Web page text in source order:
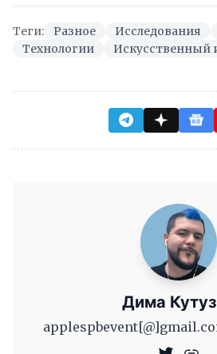
Теги: Разное Исследования
Технологии
Искусственный
Дима